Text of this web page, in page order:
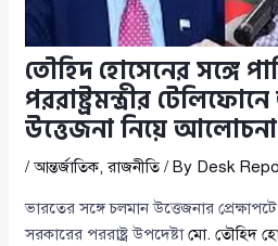
তৌহিদ হোসেনের সঙ্গে
পররাষ্ট্রমন্ত্রীর
উত্তেজনা নিয়ে আলোচনা
/আন্তর্জাতিক,রাজনীতি/ By Desk
ভারতের সঙ্গে চলমান উত্তেজনার প্রেক্ষাপটে
সরকারের পররাষ্ট্র উপদেষ্টামো. তৌহিদ